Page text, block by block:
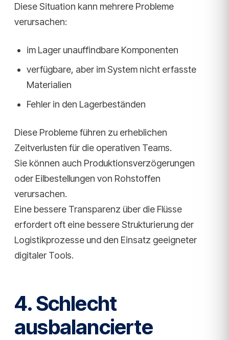
Diese Situation kann mehrere Probleme
verursachen:
im Lager unauffindbare Komponenten
verfügbare, aber im System nicht erfasste
Materialien
Fehler in den Lagerbeständen
Diese Probleme führen zu erheblichen
Zeitverlusten für die operativen Teams.
Sie können auch Produktionsverzögerungen
oder Eilbestellungen von Rohstoffen
verursachen.
Eine bessere Transparenz über die Flüsse
erfordert oft eine bessere Strukturierung der
Logistikprozesse und den Einsatz geeigneter
digitaler Tools.
4. Schlecht
ausbalancierte